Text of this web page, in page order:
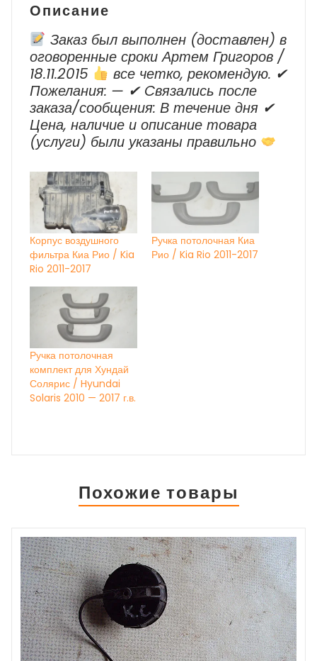
Описание
Заказ был выполнен (доставлен) в
оговоренные сроки Артем Григоров /
18.11.2015
все четко, рекомендую. ✔
Пожелания: — ✔ Cвязались после
заказа/сообщения: В течение дня ✔
Цена, наличие и описание товара
(услуги) были указаны правильно
Корпус воздушного
фильтра Киа Рио / Kia
Rio 2011-2017
Ручка потолочная Киа
Рио / Kia Rio 2011-2017
Ручка потолочная
комплект для Хундай
Солярис / Hyundai
Solaris 2010 — 2017 г.в.
Похожие товары